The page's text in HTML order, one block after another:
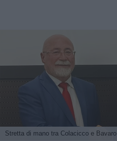
Stretta di mano tra Colacicco e Bavaro